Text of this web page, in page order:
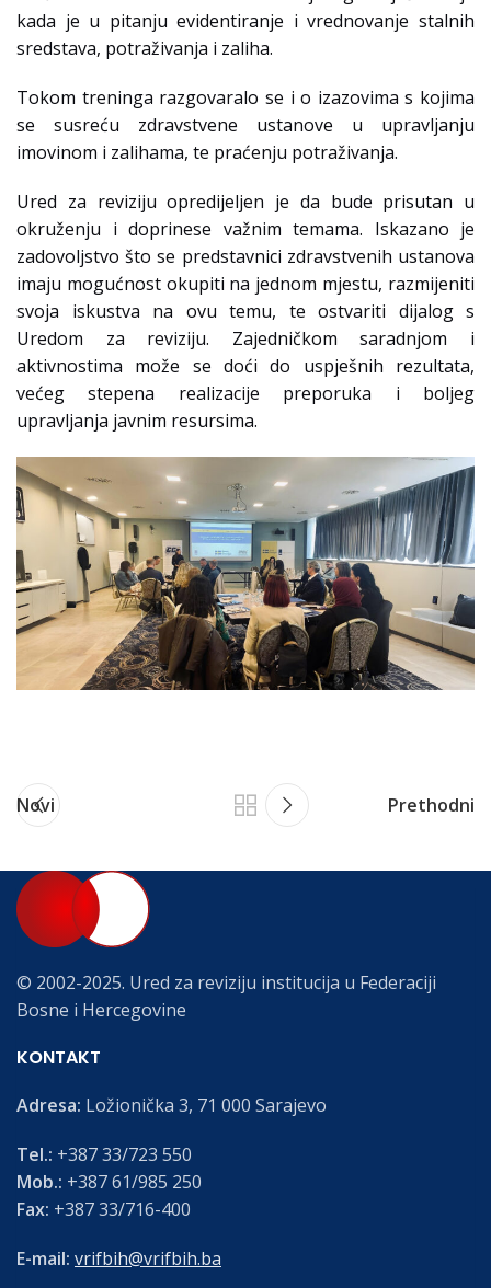
kada je u pitanju evidentiranje i vrednovanje stalnih
sredstava, potraživanja i zaliha.
Tokom treninga razgovaralo se i o izazovima s kojima
se susreću zdravstvene ustanove u upravljanju
imovinom i zalihama, te praćenju potraživanja.
Ured za reviziju opredijeljen je da bude prisutan u
okruženju i doprinese važnim temama. Iskazano je
zadovoljstvo što se predstavnici zdravstvenih ustanova
imaju mogućnost okupiti na jednom mjestu, razmijeniti
svoja iskustva na ovu temu, te ostvariti dijalog s
Uredom za reviziju. Zajedničkom saradnjom i
aktivnostima može se doći do uspješnih rezultata,
većeg stepena realizacije preporuka i boljeg
upravljanja javnim resursima.
Novi Prethodni
© 2002-2025. Ured za reviziju institucija u Federaciji
Bosne i Hercegovine
KONTAKT
Adresa: Ložionička 3, 71 000 Sarajevo
Tel.: +387 33/723 550
Mob.: +387 61/985 250
Fax: +387 33/716-400
E-mail: vrifbih@vrifbih.ba